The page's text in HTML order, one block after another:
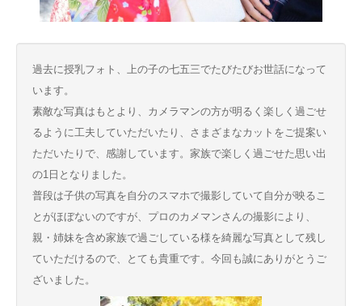
過去に授乳フォト、上の子の七五三でたびたびお世話になって
います。
素敵な写真はもとより、カメラマンの方が明るく楽しく過ごせ
るように工夫していただいたり、さまざまなカットをご提案い
ただいたりで、感謝しています。家族で楽しく過ごせた思い出
の1日となりました。
普段は子供の写真を自分のスマホで撮影していて自分が映るこ
とがほぼないのですが、プロのカメマンさんの撮影により、
親・姉妹を含め家族で過ごしている様を綺麗な写真として残し
ていただけるので、とても貴重です。今回も誠にありがとうご
ざいました。